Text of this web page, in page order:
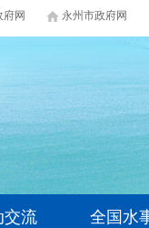
府网 永州市政府网
交流 全国水